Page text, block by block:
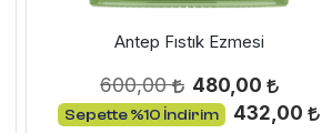
Antep Fıstık Ezmesi
600,00 480,00
Sepette %10 İndirim 432,00